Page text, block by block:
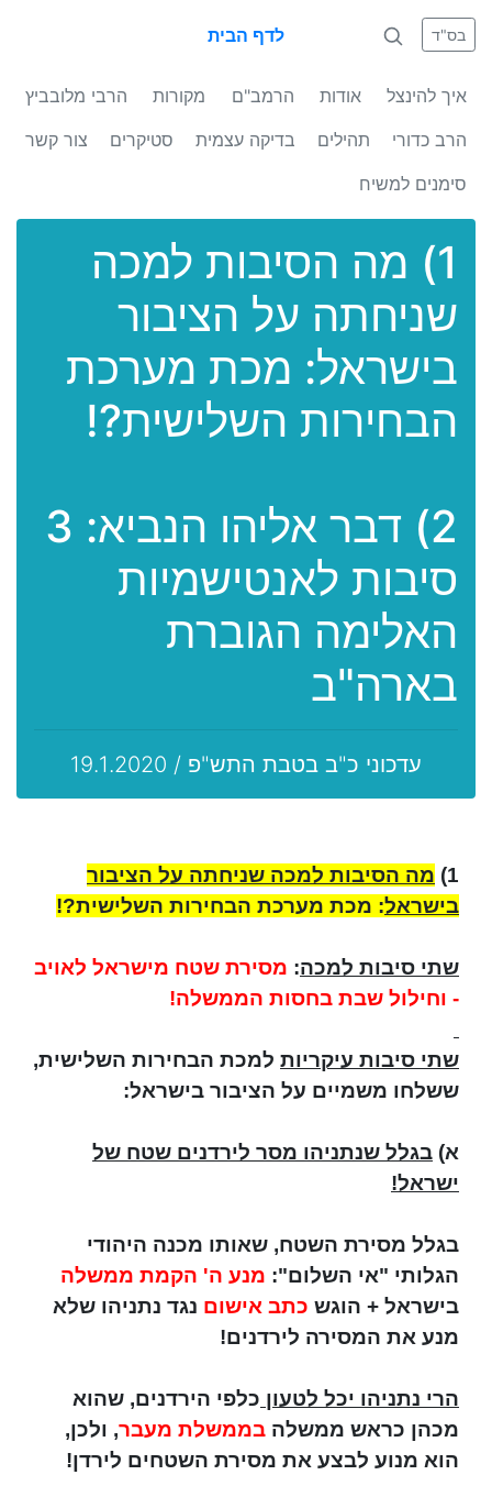
לדף הבית בס"ד
איך להינצל אודות הרמב"ם מקורות
הרבי מלובביץ
הרב כדורי
תהילים בדיקה עצמית סטיקרים
צור קשר
סימנים למשיח
1) מה הסיבות למכה
שניחתה על הציבור
בישראל: מכת מערכת
הבחירות השלישית?!
2) דבר אליהו הנביא: 3
סיבות לאנטישמיות
האלימה הגוברת
בארה"ב
עדכוני כ"ב בטבת התש"פ / 19.1.2020
1)
מה הסיבות למכה שניחתה על הציבור
בישראל: מכת מערכת הבחירות השלישית?!
שתי סיבות למכה: מסירת שטח מישראל לאויב
- וחילול שבת בחסות הממשלה!
שתי סיבות עיקריות למכת הבחירות השלישית,
ששלחו משמיים על הציבור בישראל:
א) בגלל שנתניהו מסר לירדנים שטח של
ישראל!
בגלל מסירת השטח, שאותו מכנה היהודי
הגלותי "אי השלום": מנע ה' הקמת ממשלה
בישראל + הוגש כתב אישום נגד נתניהו שלא
מנע את המסירה לירדנים!
הרי נתניהו יכל לטעון כלפי הירדנים, שהוא
מכהן כראש ממשלה בממשלת מעבר, ולכן,
הוא מנוע לבצע את מסירת השטחים לירדן!